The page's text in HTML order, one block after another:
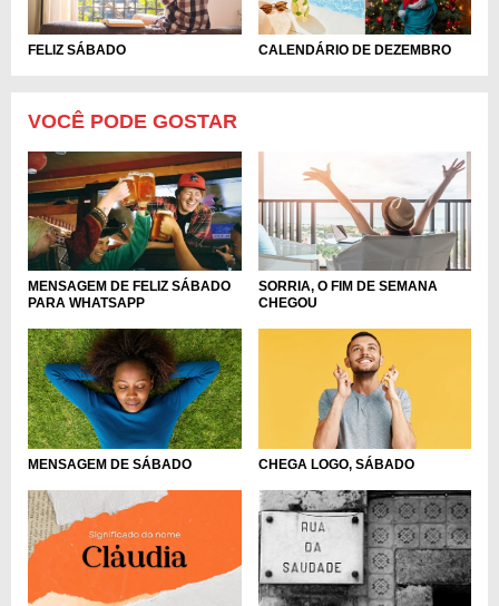
FELIZ SÁBADO CALENDÁRIO DE DEZEMBRO
VOCÊ PODE GOSTAR
MENSAGEM DE FELIZ SÁBADO
PARA WHATSAPP
SORRIA, O FIM DE SEMANA
CHEGOU
MENSAGEM DE SÁBADO CHEGA LOGO, SÁBADO